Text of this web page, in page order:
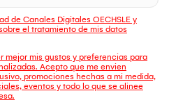
de Canales Digitales OECHSLE y
el tratamiento de mis datos
mejor mis gustos y preferencias para
Acepto que me envien
promociones hechas a mi medida,
eventos y todo lo que se alinee